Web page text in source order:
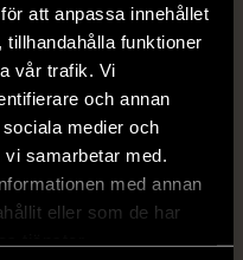
att anpassa innehållet
funktioner
vår trafik. Vi
och annan
medier och
samarbetar med.
med annan
eller som de har
1/5
- Leopardmönstrad
XS (32-34) Nytt skick
99 kr